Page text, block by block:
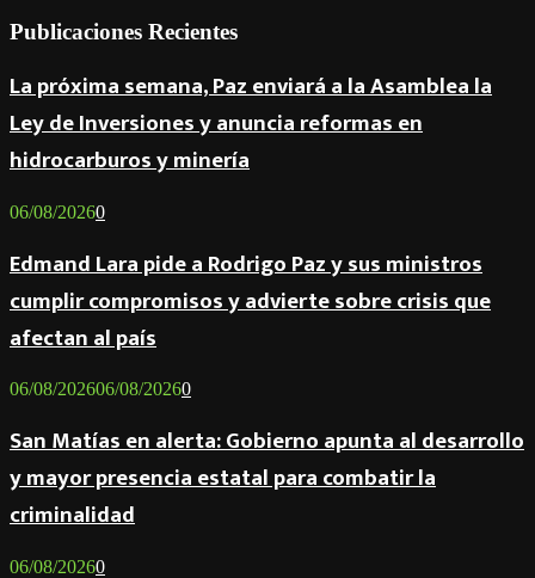
Publicaciones Recientes
La próxima semana, Paz enviará a la Asamblea la
Ley de Inversiones y anuncia reformas en
hidrocarburos y minería
06/08/20260
Edmand Lara pide a Rodrigo Paz y sus ministros
cumplir compromisos y advierte sobre crisis que
afectan al país
06/08/202606/08/20260
San Matías en alerta: Gobierno apunta al desarrollo
y mayor presencia estatal para combatir la
criminalidad
06/08/20260